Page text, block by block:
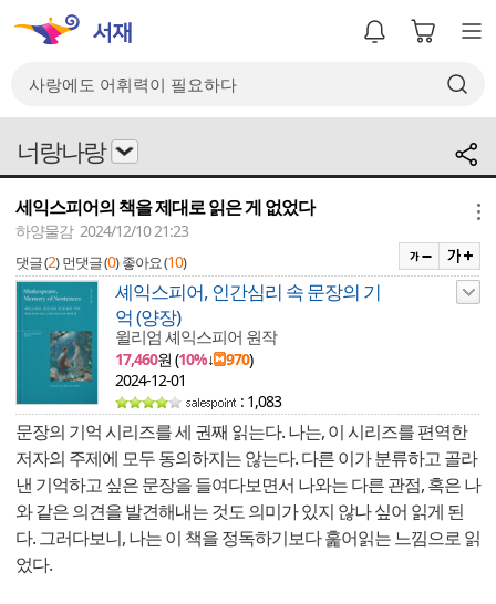
너랑나랑
세익스피어의 책을 제대로 읽은 게 없었다
하양물감 2024/12/10 21:23
댓글 (2) 먼댓글 (0) 좋아요 (10)
셰익스피어, 인간심리 속 문장의 기
억 (양장)
윌리엄 셰익스피어 원작
17,460원 (10%↓ 970)
2024-12-01
: 1,083
문장의 기억 시리즈를 세 권째 읽는다. 나는, 이 시리즈를 편역한
저자의 주제에 모두 동의하지는 않는다. 다른 이가 분류하고 골라
낸 기억하고 싶은 문장을 들여다보면서 나와는 다른 관점, 혹은 나
와 같은 의견을 발견해내는 것도 의미가 있지 않나 싶어 읽게 된
다. 그러다보니, 나는 이 책을 정독하기보다 훑어읽는 느낌으로 읽
었다.